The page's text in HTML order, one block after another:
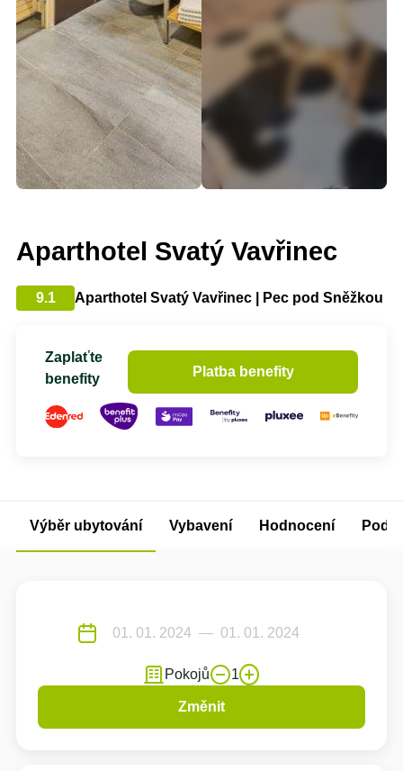
Aparthotel Svatý Vavřinec
9.1 Aparthotel Svatý Vavřinec | Pec pod Sněžkou
Zaplaťte
benefity
Platba benefity
Výběr ubytování Vybavení Hodnocení
Pokojů 1
Změnit